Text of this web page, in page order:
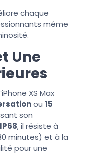
chaque
même
Une
XS Max
ou 15
son
IP68, il résiste à
minutes) et à la
pour une